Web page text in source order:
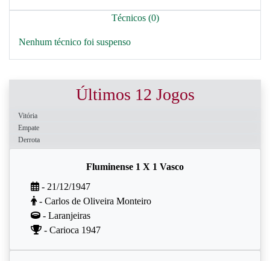
Técnicos (0)
Nenhum técnico foi suspenso
Últimos 12 Jogos
Vitória
Empate
Derrota
Fluminense 1 X 1 Vasco
- 21/12/1947
- Carlos de Oliveira Monteiro
- Laranjeiras
- Carioca 1947